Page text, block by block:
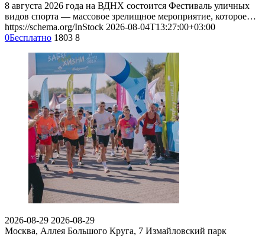
8 августа 2026 года на ВДНХ состоится Фестиваль уличных
видов спорта — массовое зрелищное мероприятие, которое…
https://schema.org/InStock 2026-08-04T13:27:00+03:00
0Бесплатно 1803 8
2026-08-29 2026-08-29
Москва, Аллея Большого Круга, 7 Измайловский парк